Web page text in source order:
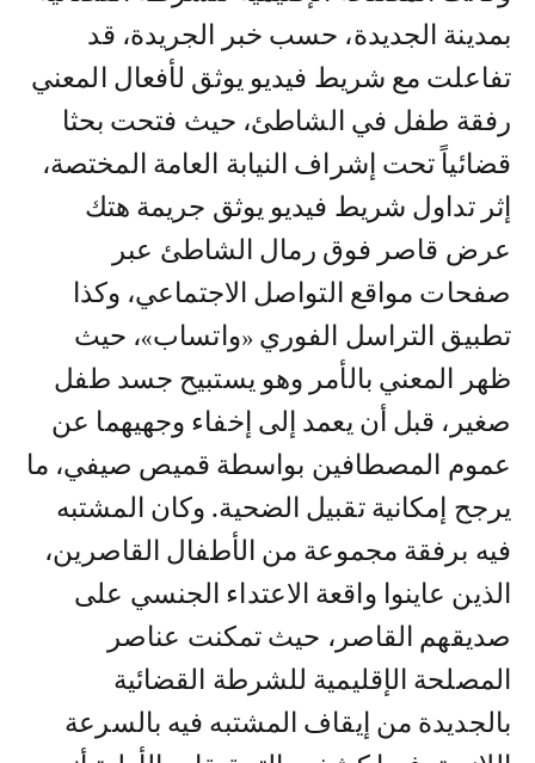
بمدينة الجديدة، حسب خبر الجريدة، قد
تفاعلت مع شريط فيديو يوثق لأفعال المعني
رفقة طفل في الشاطئ، حيث فتحت بحثا
قضائياً تحت إشراف النيابة العامة المختصة،
إثر تداول شريط فيديو يوثق جريمة هتك
عرض قاصر فوق رمال الشاطئ عبر
صفحات مواقع التواصل الاجتماعي، وكذا
تطبيق التراسل الفوري «واتساب»، حيث
ظهر المعني بالأمر وهو يستبيح جسد طفل
صغير، قبل أن يعمد إلى إخفاء وجهيهما عن
عموم المصطافين بواسطة قميص صيفي، ما
يرجح إمكانية تقبيل الضحية. وكان المشتبه
فيه برفقة مجموعة من الأطفال القاصرين،
الذين عاينوا واقعة الاعتداء الجنسي على
صديقهم القاصر، حيث تمكنت عناصر
المصلحة الإقليمية للشرطة القضائية
بالجديدة من إيقاف المشتبه فيه بالسرعة